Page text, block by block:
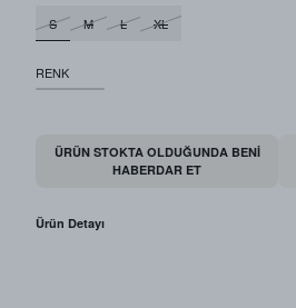
S
M L XL
RENK
ÜRÜN STOKTA OLDUĞUNDA BENI
HABERDAR ET
Ürün Detayı